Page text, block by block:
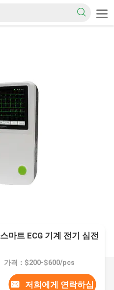
마트 ECG 기계 전기 심전
가격：$200-$600/pcs
저희에게 연락하십